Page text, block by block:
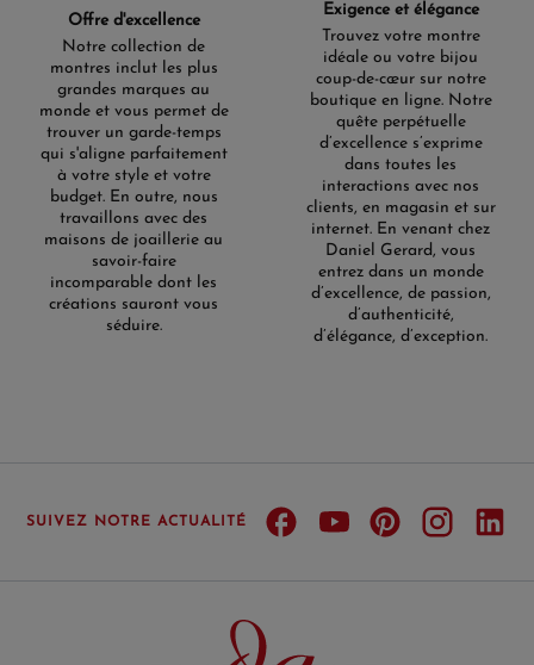
Offre d'excellence
Notre collection de
montres inclut les plus
grandes marques au
monde et vous permet de
trouver un garde-temps
qui s'aligne parfaitement
à votre style et votre
budget. En outre, nous
travaillons avec des
maisons de joaillerie au
savoir-faire
incomparable dont les
créations sauront vous
séduire.
Exigence et élégance
Trouvez votre montre
idéale ou votre bijou
coup-de-cœur sur notre
boutique en ligne. Notre
quête perpétuelle
d’excellence s’exprime
dans toutes les
interactions avec nos
clients, en magasin et sur
internet. En venant chez
Daniel Gerard, vous
entrez dans un monde
d’excellence, de passion,
d’authenticité,
d’élégance, d’exception.
SUIVEZ NOTRE ACTUALITÉ